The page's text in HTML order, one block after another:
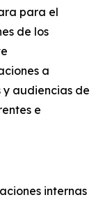
para el
de los
a
audiencias de
e
internas